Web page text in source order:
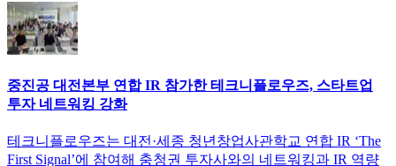
중진공 대전본부 연합 IR 참가한 테크니플로우즈, 스타트업
투자 네트워킹 강화
테크니플로우즈는 대전·세종 청년창업사관학교 연합 IR ‘The
First Signal’에 참여해 충청권 투자사와의 네트워킹과 IR 역량